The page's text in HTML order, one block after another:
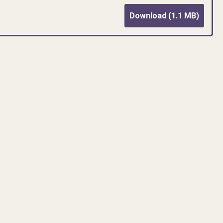
Download (1.1 MB)